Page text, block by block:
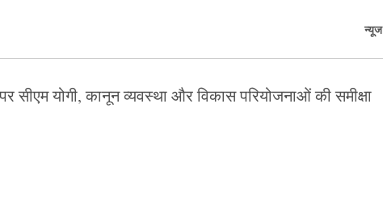
न्यूज
सीएम योगी, कानून व्यवस्था और विकास परियोजनाओं की समीक्षा